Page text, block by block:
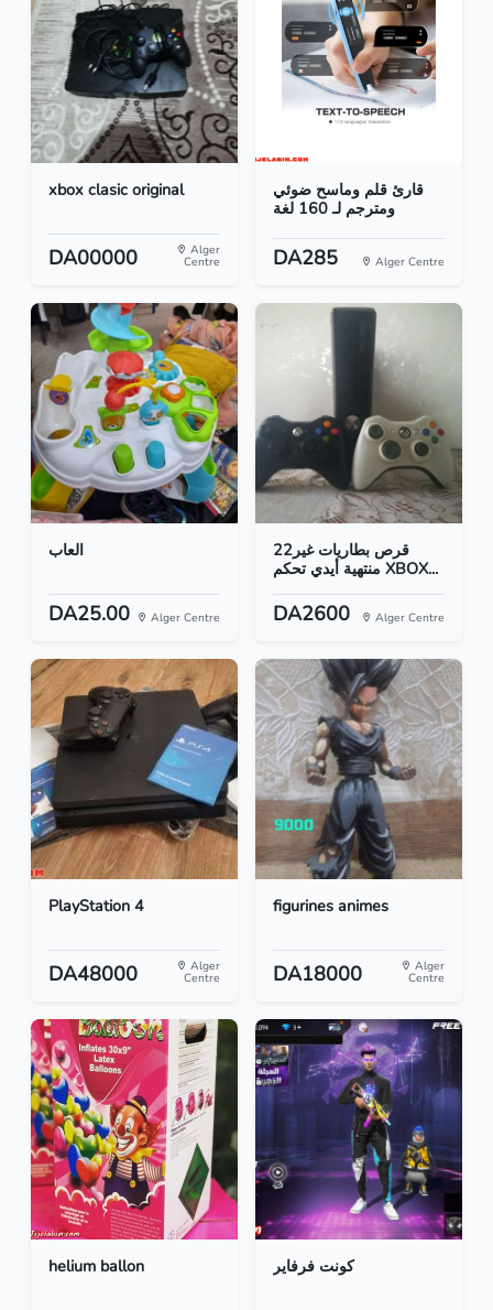
xbox clasic original
DA00000 Alger
Centre
قارئ قلم وماسح ضوئي
ومترجم لـ 160 لغة
DA285 Alger Centre
العاب
DA25.00 Alger Centre
22قرص بطاريات غير
منتهية أيدي تحكم XBOX...
DA2600 Alger Centre
PlayStation 4
DA48000 Alger
Centre
figurines animes
DA18000 Alger
Centre
helium ballon كونت فرفاير